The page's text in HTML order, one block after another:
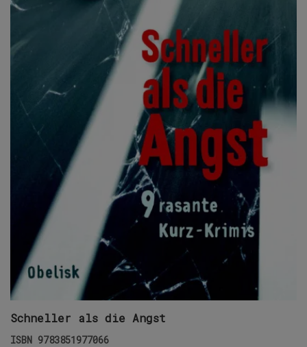
Schneller als die Angst
ISBN 9783851977066